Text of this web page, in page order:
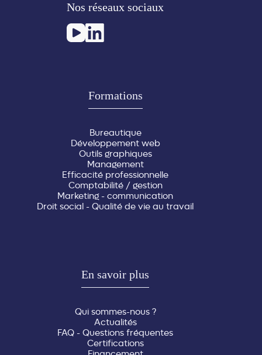
Nos réseaux sociaux
Formations
Bureautique
Développement web
Outils graphiques
Management
Efficacité professionnelle
Comptabilité / gestion
Marketing - communication
Droit social - Qualité de vie au travail
En savoir plus
Qui sommes-nous ?
Actualités
FAQ - Questions fréquentes
Certifications